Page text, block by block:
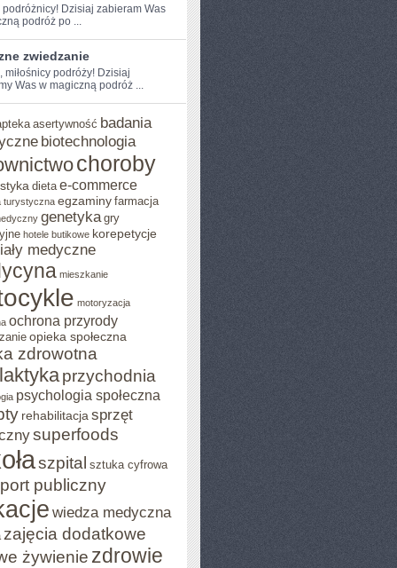
podróżnicy! Dzisiaj zabieram​ Was
podróż po ...
zwiedzanie
miłośnicy podróży! Dzisiaj
Was w magiczną podróż ...
asertywność badania
biotechnologia
choroby
dieta e-commerce
turystyczna egzaminy farmacja
genetyka gry
hotele butikowe korepetycje
medyczne
mieszkanie
motoryzacja
ochrona przyrody
opieka społeczna
zdrowotna
przychodnia
psychologia społeczna
rehabilitacja sprzęt
superfoods
szpital sztuka cyfrowa
publiczny
wiedza medyczna
zajęcia dodatkowe
żywienie zdrowie